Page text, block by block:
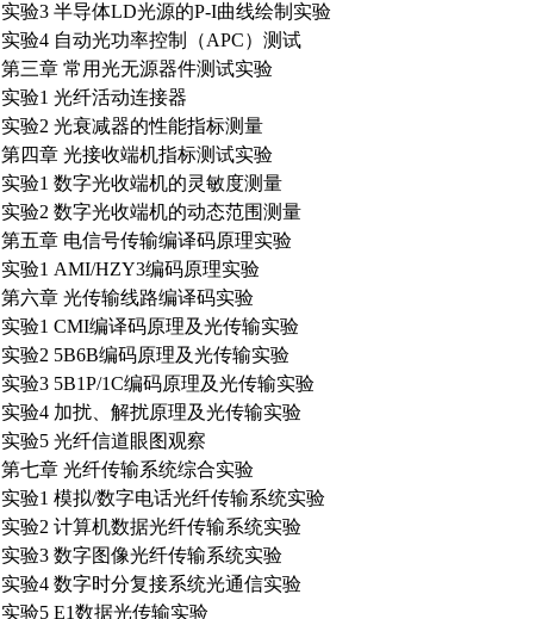
实验3 半导体LD光源的P-I曲线绘制实验
实验4 自动光功率控制（APC）测试
第三章 常用光无源器件测试实验
实验1 光纤活动连接器
实验2 光衰减器的性能指标测量
第四章 光接收端机指标测试实验
实验1 数字光收端机的灵敏度测量
实验2 数字光收端机的动态范围测量
第五章 电信号传输编译码原理实验
实验1 AMI/HZY3编码原理实验
第六章 光传输线路编译码实验
实验1 CMI编译码原理及光传输实验
实验2 5B6B编码原理及光传输实验
实验3 5B1P/1C编码原理及光传输实验
实验4 加扰、解扰原理及光传输实验
实验5 光纤信道眼图观察
第七章 光纤传输系统综合实验
实验1 模拟/数字电话光纤传输系统实验
实验2 计算机数据光纤传输系统实验
实验3 数字图像光纤传输系统实验
实验4 数字时分复接系统光通信实验
实验5 E1数据光传输实验